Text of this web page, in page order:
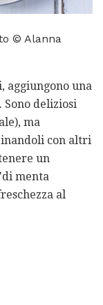
© Alanna
aggiungono una
. Sono deliziosi
ma
con altri
un
menta
al